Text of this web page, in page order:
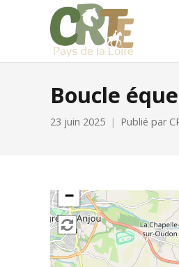
Boucle
23 juin 2025 Publié par
−